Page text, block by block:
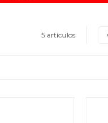
5 artículos